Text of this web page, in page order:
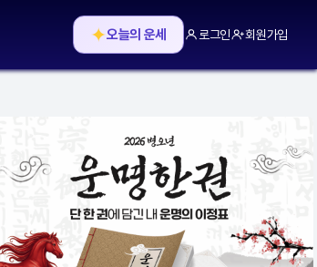
✦오늘의 운세 로그인 회원가입